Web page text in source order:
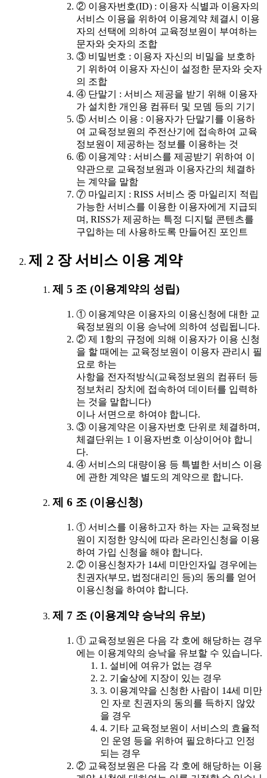
② 이용자번호(ID) : 이용자 식별과 이용자의
서비스 이용을 위하여 이용계약 체결시 이용
자의 선택에 의하여 교육정보원이 부여하는
문자와 숫자의 조합
③ 비밀번호 : 이용자 자신의 비밀을 보호하
기 위하여 이용자 자신이 설정한 문자와 숫자
의 조합
④ 단말기 : 서비스 제공을 받기 위해 이용자
가 설치한 개인용 컴퓨터 및 모뎀 등의 기기
⑤ 서비스 이용 : 이용자가 단말기를 이용하
여 교육정보원의 주전산기에 접속하여 교육
정보원이 제공하는 정보를 이용하는 것
⑥ 이용계약 : 서비스를 제공받기 위하여 이
약관으로 교육정보원과 이용자간의 체결하
는 계약을 말함
⑦ 마일리지 : RISS 서비스 중 마일리지 적립
가능한 서비스를 이용한 이용자에게 지급되
며, RISS가 제공하는 특정 디지털 콘텐츠를
구입하는 데 사용하도록 만들어진 포인트
제 2 장 서비스 이용 계약
제 5 조 (이용계약의 성립)
① 이용계약은 이용자의 이용신청에 대한 교
육정보원의 이용 승낙에 의하여 성립됩니다.
② 제 1항의 규정에 의해 이용자가 이용 신청
을 할 때에는 교육정보원이 이용자 관리시 필
요로 하는
사항을 전자적방식(교육정보원의 컴퓨터 등
정보처리 장치에 접속하여 데이터를 입력하
는 것을 말합니다)
이나 서면으로 하여야 합니다.
③ 이용계약은 이용자번호 단위로 체결하며,
체결단위는 1 이용자번호 이상이어야 합니
다.
④ 서비스의 대량이용 등 특별한 서비스 이용
에 관한 계약은 별도의 계약으로 합니다.
제 6 조 (이용신청)
① 서비스를 이용하고자 하는 자는 교육정보
원이 지정한 양식에 따라 온라인신청을 이용
하여 가입 신청을 해야 합니다.
② 이용신청자가 14세 미만인자일 경우에는
친권자(부모, 법정대리인 등)의 동의를 얻어
이용신청을 하여야 합니다.
제 7 조 (이용계약 승낙의 유보)
① 교육정보원은 다음 각 호에 해당하는 경우
에는 이용계약의 승낙을 유보할 수 있습니다.
1. 설비에 여유가 없는 경우
2. 기술상에 지장이 있는 경우
3. 이용계약을 신청한 사람이 14세 미만
인 자로 친권자의 동의를 득하지 않았
을 경우
4. 기타 교육정보원이 서비스의 효율적
인 운영 등을 위하여 필요하다고 인정
되는 경우
② 교육정보원은 다음 각 호에 해당하는 이용